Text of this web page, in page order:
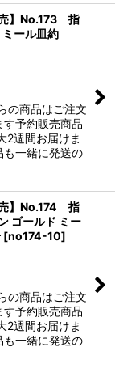
売】No.173 指
ール皿約
の商品はご注文
予約販売商品
2週間お届けま
も一緒に発送の
売】No.174 指
ゴールド ミー
[no174-10]
の商品はご注文
予約販売商品
2週間お届けま
も一緒に発送の